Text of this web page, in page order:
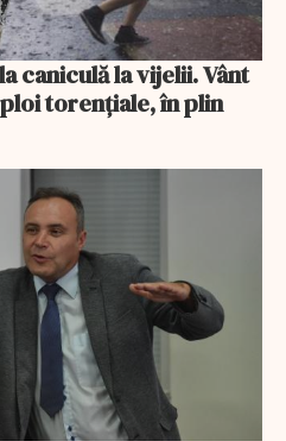
caniculă la vijelii. Vânt
torențiale, în plin